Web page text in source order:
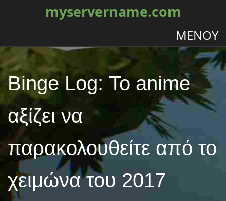
myservername.com
ΜΕΝΟΎ
Binge Log: Το anime
αξίζει να
παρακολουθείτε από το
χειμώνα του 2017